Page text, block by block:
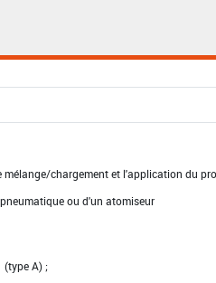
chargement et l'application du
ou d'un atomiseur
(type A) ;